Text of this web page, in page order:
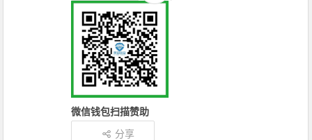
微信钱包扫描赞助
分享